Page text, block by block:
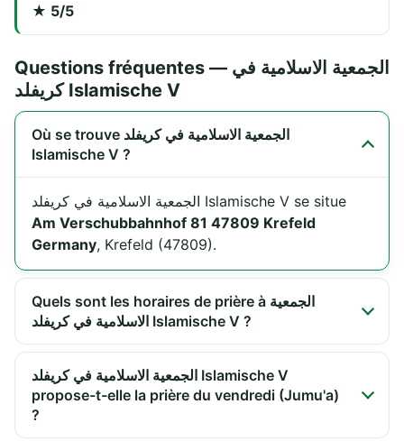
★ 5/5
Questions fréquentes — الجمعية الاسلامية في
كريفلد Islamische V
Où se trouve الجمعية الاسلامية في كريفلد
Islamische V ?
الجمعية الاسلامية في كريفلد Islamische V se situe
Am Verschubbahnhof 81 47809 Krefeld
Germany, Krefeld (47809).
Quels sont les horaires de prière à الجمعية
الاسلامية في كريفلد Islamische V ?
الجمعية الاسلامية في كريفلد Islamische V
propose-t-elle la prière du vendredi (Jumu'a)
?